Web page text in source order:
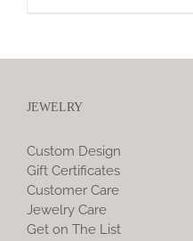
JEWELRY
Custom Design
Gift Certificates
Customer Care
Jewelry Care
Get on The List